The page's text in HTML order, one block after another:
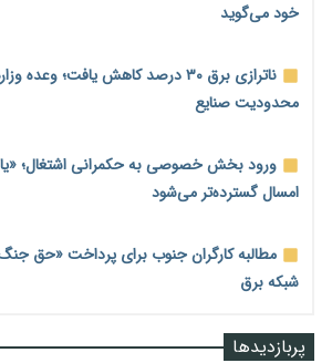
خود می‌گوید
ناترازی برق ۳۰ درصد کاهش یافت؛
محدودیت صنایع
ورود بخش خصوصی به حکمرانی اشتغال؛
امسال گسترده‌تر می‌شود
مطالبه کارگران جنوب برای پرداخت «حق
شبکه برق
حساب‌های شرکت ملی نفت در بانک صنعت
پربازدیدها